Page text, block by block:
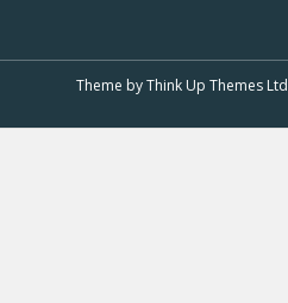
Theme byThink Up Themes Ltd